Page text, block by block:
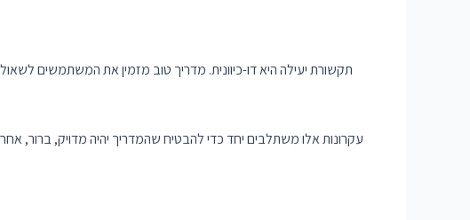
תקשורת יעילה היא דו-כיוונית. מדריך טוב מזמין את המשתמשים
עקרונות אלו משתלבים יחד כדי להבטיח שהמדריך יהיה מדויק, ברור,